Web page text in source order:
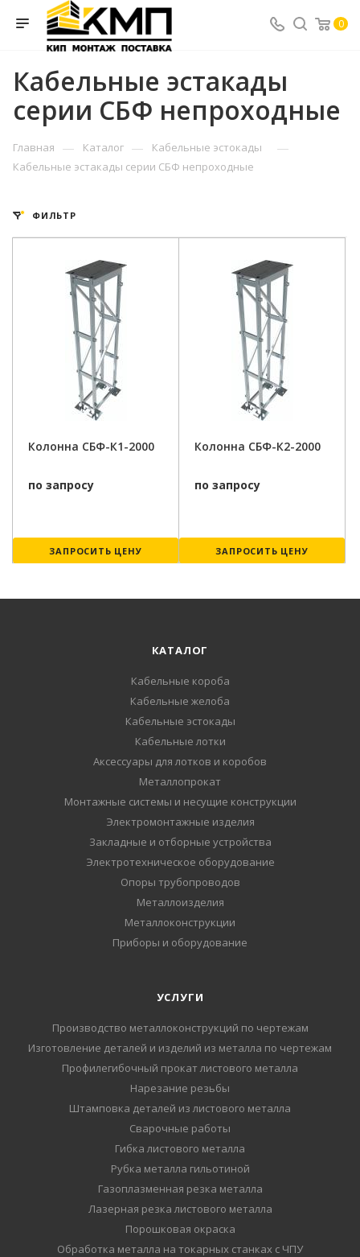
0
Кабельные эстакады
серии СБФ непроходные
Главная — Каталог — Кабельные эстокады —
Кабельные эстакады серии СБФ непроходные
ФИЛЬТР
Колонна СБФ-К1-2000
по запросу
ЗАПРОСИТЬ ЦЕНУ
Колонна СБФ-К2-2000
по запросу
ЗАПРОСИТЬ ЦЕНУ
КАТАЛОГ
Кабельные короба
Кабельные желоба
Кабельные эстокады
Кабельные лотки
Аксессуары для лотков и коробов
Металлопрокат
Монтажные системы и несущие конструкции
Электромонтажные изделия
Закладные и отборные устройства
Электротехническое оборудование
Опоры трубопроводов
Металлоизделия
Металлоконструкции
Приборы и оборудование
УСЛУГИ
Производство металлоконструкций по чертежам
Изготовление деталей и изделий из металла по чертежам
Профилегибочный прокат листового металла
Нарезание резьбы
Штамповка деталей из листового металла
Сварочные работы
Гибка листового металла
Рубка металла гильотиной
Газоплазменная резка металла
Лазерная резка листового металла
Порошковая окраска
Обработка металла на токарных станках с ЧПУ